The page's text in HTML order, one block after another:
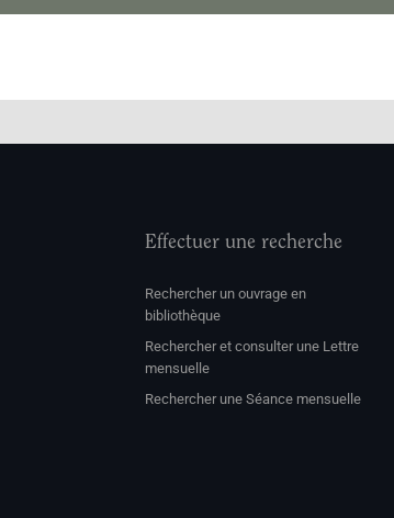
Effectuer une recherche
Rechercher un ouvrage en
bibliothèque
Rechercher et consulter une Lettre
mensuelle
Rechercher une Séance mensuelle